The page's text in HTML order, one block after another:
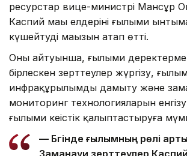
ресурстар вице-министрі Мансұр
Каспий маңы елдерінің ғылыми
күшейтудің маңызын атап өтті.
Оның айтуынша, ғылыми
бірлескен зерттеулер жүргізу,
инфрақұрылымды дамыту және
мониторинг технологияларын енгізу
ғылыми кеңістік қалыптастыруға
— Бүгінде ғылымның рөлі